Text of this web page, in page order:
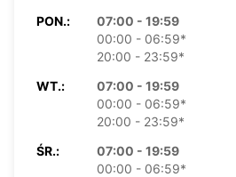
PON.:
07:00 - 19:59
00:00 - 06:59*
20:00 - 23:59*
WT.:
07:00 - 19:59
00:00 - 06:59*
20:00 - 23:59*
ŚR.:
07:00 - 19:59
00:00 - 06:59*